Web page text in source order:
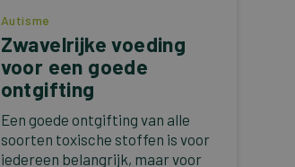
Autisme
Zwavelrijke voeding
voor een goede
ontgifting
Een goede ontgifting van alle
soorten toxische stoffen is voor
iedereen belangrijk, maar voor